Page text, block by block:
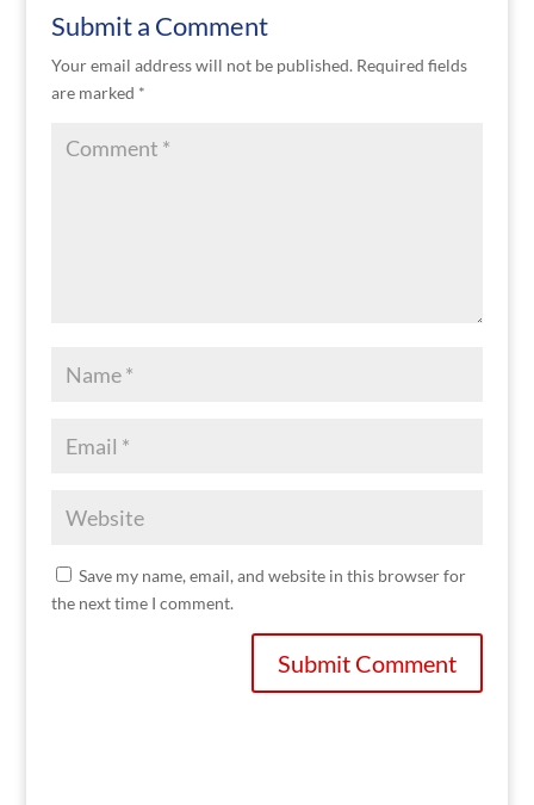
Submit a Comment
Your email address will not be published. Required fields
are marked *
Save my name, email, and website in this browser for
the next time I comment.